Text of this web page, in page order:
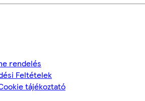
rendelés
Feltételek
tájékoztató